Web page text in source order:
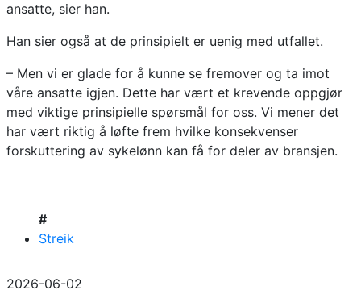
ansatte, sier han.
Han sier også at de prinsipielt er uenig med utfallet.
– Men vi er glade for å kunne se fremover og ta imot
våre ansatte igjen. Dette har vært et krevende oppgjør
med viktige prinsipielle spørsmål for oss. Vi mener det
har vært riktig å løfte frem hvilke konsekvenser
forskuttering av sykelønn kan få for deler av bransjen.
#
Streik
2026-06-02